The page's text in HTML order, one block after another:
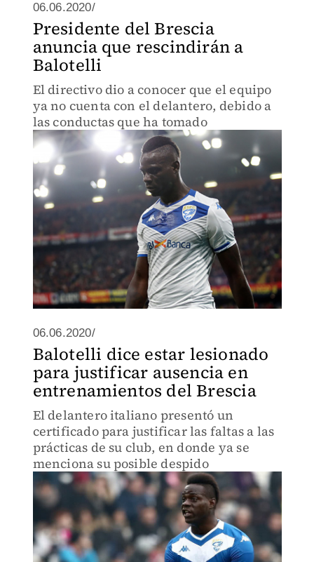
06.06.2020/
Presidente del Brescia
anuncia que rescindirán a
Balotelli
El directivo dio a conocer que el equipo
ya no cuenta con el delantero, debido a
las conductas que ha tomado
06.06.2020/
Balotelli dice estar lesionado
para justificar ausencia en
entrenamientos del Brescia
El delantero italiano presentó un
certificado para justificar las faltas a las
prácticas de su club, en donde ya se
menciona su posible despido